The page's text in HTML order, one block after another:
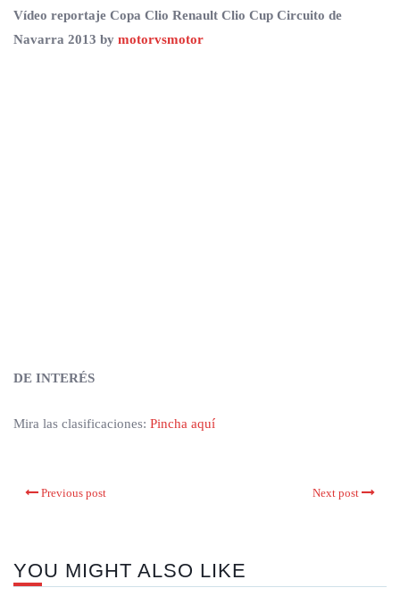
Vídeo reportaje Copa Clio Renault Clio Cup Circuito de
Navarra 2013 by motorvsmotor
DE INTERÉS
Mira las clasificaciones: Pincha aquí
Previous post Next post
YOU MIGHT ALSO LIKE